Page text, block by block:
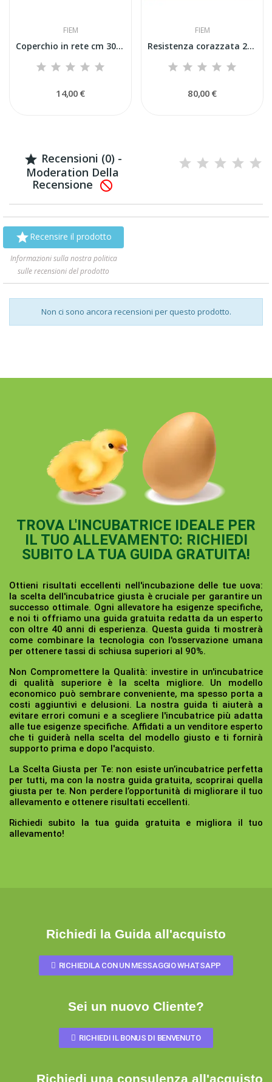
FIEM
Coperchio in rete cm 30x50 cassetto schiusa...
14,00 €
FIEM
Resistenza corazzata 250 W + 350 W...
80,00 €
 Recensioni (0) -
Moderation Della
Recensione 
Recensire il prodotto
Informazioni sulla nostra politica
sulle recensioni del prodotto
Non ci sono ancora recensioni per questo prodotto.
TROVA L'INCUBATRICE IDEALE PER
IL TUO ALLEVAMENTO: RICHIEDI
SUBITO LA TUA GUIDA GRATUITA!
Ottieni risultati eccellenti nell'incubazione delle tue uova:
la scelta dell'incubatrice giusta è cruciale per garantire un
successo ottimale. Ogni allevatore ha esigenze specifiche,
e noi ti offriamo una guida gratuita redatta da un esperto
con oltre 40 anni di esperienza. Questa guida ti mostrerà
come combinare la tecnologia con l'osservazione umana
per ottenere tassi di schiusa superiori al 90%.
Non Compromettere la Qualità: investire in un'incubatrice
di qualità superiore è la scelta migliore. Un modello
economico può sembrare conveniente, ma spesso porta a
costi aggiuntivi e delusioni. La nostra guida ti aiuterà a
evitare errori comuni e a scegliere l'incubatrice più adatta
alle tue esigenze specifiche. Affidati a un venditore esperto
che ti guiderà nella scelta del modello giusto e ti fornirà
supporto prima e dopo l'acquisto.
La Scelta Giusta per Te: non esiste un’incubatrice perfetta
per tutti, ma con la nostra guida gratuita, scoprirai quella
giusta per te. Non perdere l’opportunità di migliorare il tuo
allevamento e ottenere risultati eccellenti.
Richiedi subito la tua guida gratuita e migliora il tuo
allevamento!
Richiedi la Guida all'acquisto
RICHIEDILA CON UN MESSAGGIO WHATSAPP
Sei un nuovo Cliente?
RICHIEDI IL BONUS DI BENVENUTO
Richiedi una consulenza all'acquisto